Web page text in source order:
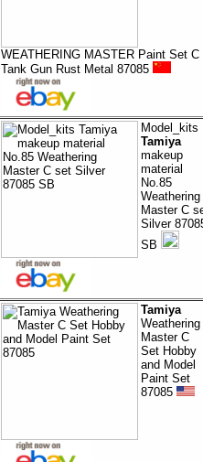
WEATHERING MASTER Paint Set C
Tank Gun Rust Metal 87085
Model_kits
Tamiya
makeup
material
No.85
Weathering
Master C
Silver
SB
Tamiya
Weathering
Master C
Set Hobby
and Model
Paint Set
87085